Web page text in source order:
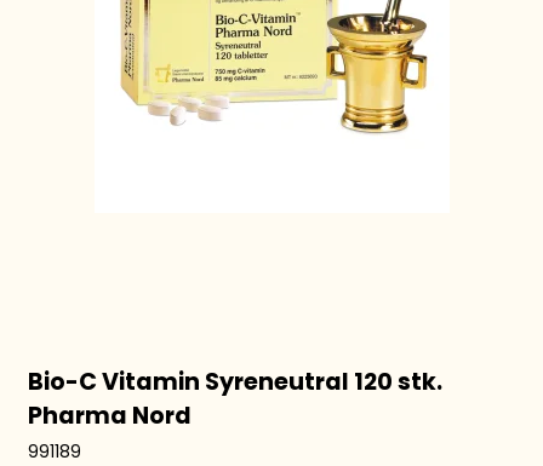
Bio-C Vitamin Syreneutral 120 stk.
Pharma Nord
991189